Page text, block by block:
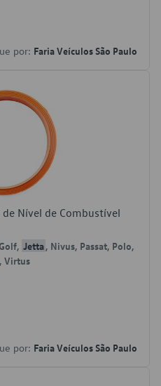
por: Faria Veículos São Paulo
de Nível de Combustível
Jetta, Nivus, Passat, Polo,
Virtus
por: Faria Veículos São Paulo